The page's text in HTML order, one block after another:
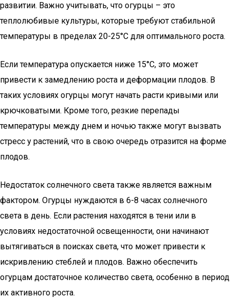
развитии. Важно учитывать, что огурцы – это
теплолюбивые культуры, которые требуют стабильной
температуры в пределах 20-25°C для оптимального роста.
Если температура опускается ниже 15°C, это может
привести к замедлению роста и деформации плодов. В
таких условиях огурцы могут начать расти кривыми или
крючковатыми. Кроме того, резкие перепады
температуры между днем и ночью также могут вызвать
стресс у растений, что в свою очередь отразится на форме
плодов.
Недостаток солнечного света также является важным
фактором. Огурцы нуждаются в 6-8 часах солнечного
света в день. Если растения находятся в тени или в
условиях недостаточной освещенности, они начинают
вытягиваться в поисках света, что может привести к
искривлению стеблей и плодов. Важно обеспечить
огурцам достаточное количество света, особенно в период
их активного роста.